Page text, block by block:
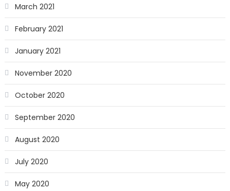
March 2021
February 2021
January 2021
November 2020
October 2020
September 2020
August 2020
July 2020
May 2020